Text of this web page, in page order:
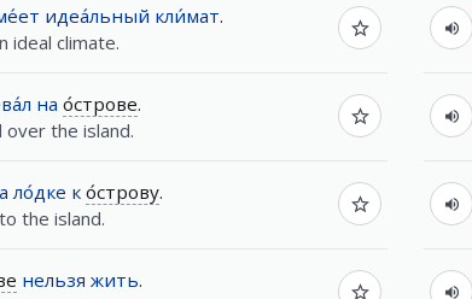
идеа́льный кли́мат.
ideal climate.
на о́строве.
over the island.
ло́дке к о́строву.
the island.
нельзя жить.